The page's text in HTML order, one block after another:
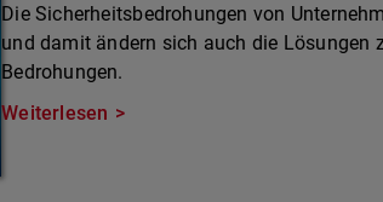
Die Sicherheitsbedrohungen von
und damit ändern sich auch die Lösungen
Bedrohungen.
Weiterlesen